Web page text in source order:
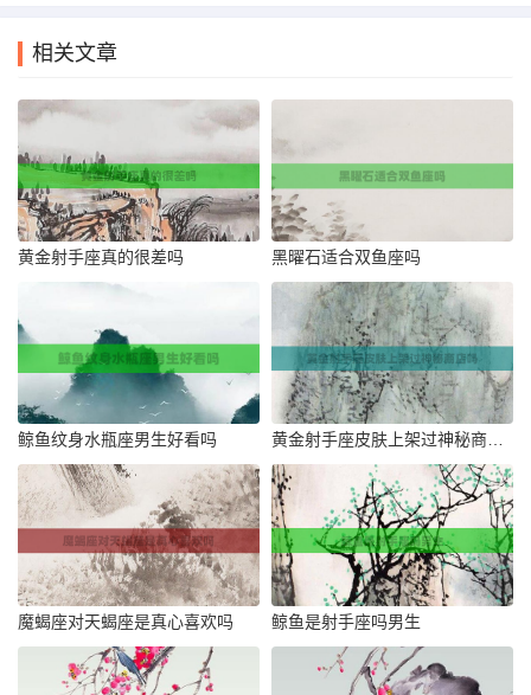
相关文章
黄金射手座真的很差吗 黑曜石适合双鱼座吗
鲸鱼纹身水瓶座男生好看吗
魔蝎座对天蝎座是真心喜欢吗 鲸鱼是射手座吗男生